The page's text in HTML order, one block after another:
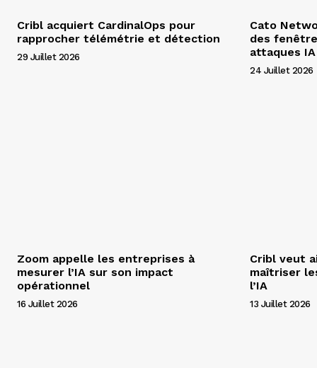
Cribl acquiert CardinalOps pour
rapprocher télémétrie et détection
29 Juillet 2026
Cato
des
attaques IA
24 Juillet 2026
Zoom appelle les entreprises à
mesurer l’IA sur son impact
opérationnel
16 Juillet 2026
Cribl veut
maîtriser
l’IA
13 Juillet 2026